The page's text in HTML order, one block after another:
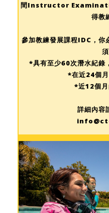
間Instructor
得教
參加教練發展課程IDC，你
*具有至少60次潛水紀錄
*在近24個
*近12個月
詳細內容